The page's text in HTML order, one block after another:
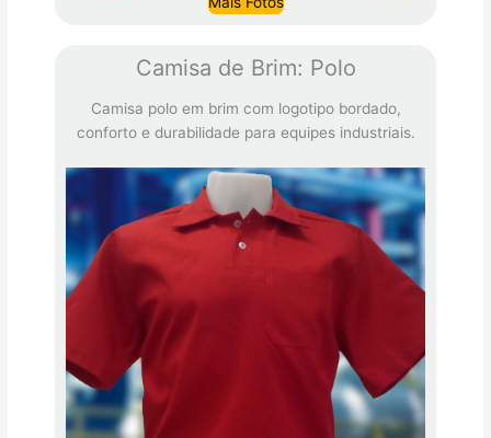
Camisa de Brim: Polo
Camisa polo em brim com logotipo bordado,
conforto e durabilidade para equipes industriais.